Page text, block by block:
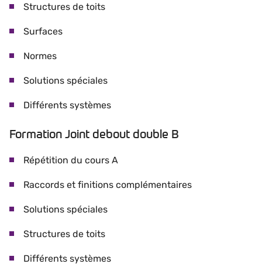
Structures de toits
Surfaces
Normes
Solutions spéciales
Différents systèmes
Formation Joint debout double B
Répétition du cours A
Raccords et finitions complémentaires
Solutions spéciales
Structures de toits
Différents systèmes